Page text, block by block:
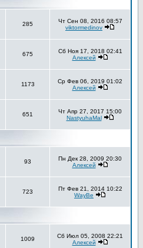
285
Чт Сен 08, 2016 08:57
viktormedinov
675
Сб Ноя 17, 2018 02:41
Алексей
1173
Ср Фев 06, 2019 01:02
Алексей
651
Чт Апр 27, 2017 15:00
NastyuhaMal
93
Пн Дек 28, 2009 20:30
Алексей
723
Пт Фев 21, 2014 10:22
WayBe
1009
Сб Июл 05, 2008 22:21
Алексей